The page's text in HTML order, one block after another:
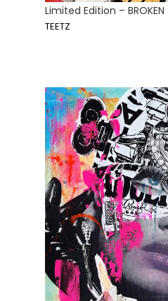
Limited Edition – BROKEN
TEETZ